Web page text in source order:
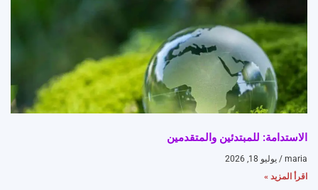
الاستدامة: للمبتدئين والمتقدمين
maria
يوليو 18, 2026
اقرأ المزيد »